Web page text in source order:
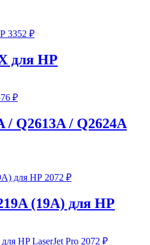
3352 ₽
для HP
₽
/ Q2613A / Q2624A
2072 ₽
(19A) для HP
2072 ₽